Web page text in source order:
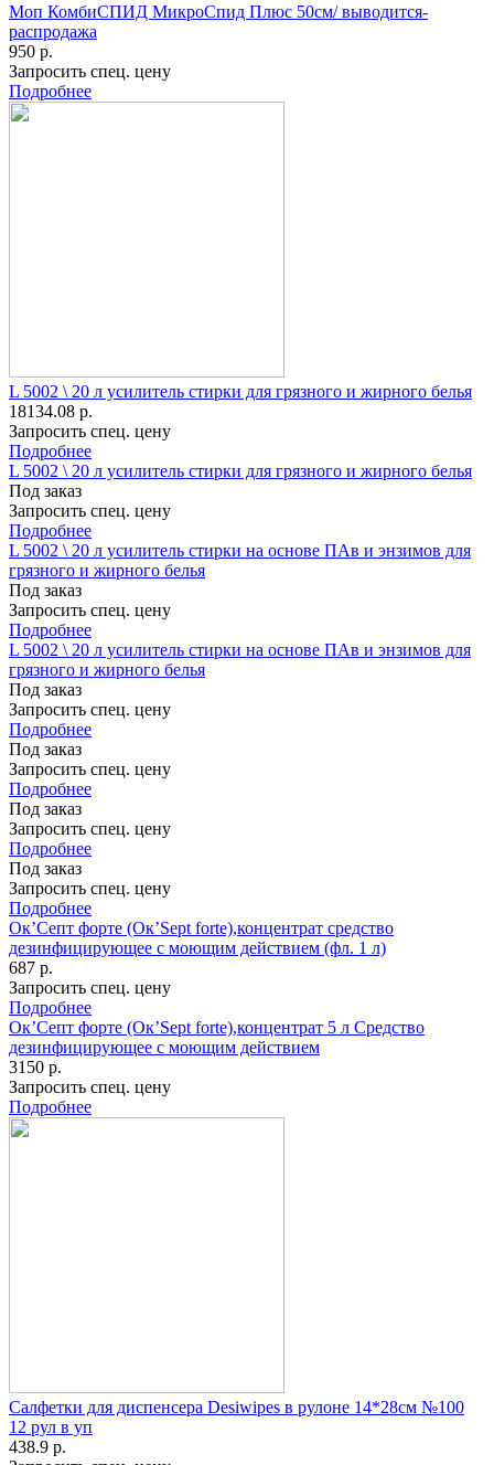
Моп КомбиСПИД МикроСпид Плюс 50см/ выводится-
распродажа
950 р.
Запросить спец. цену
Подробнее
L 5002 \ 20 л усилитель стирки для грязного и жирного белья
18134.08 р.
Запросить спец. цену
Подробнее
L 5002 \ 20 л усилитель стирки для грязного и жирного белья
Под заказ
Запросить спец. цену
Подробнее
L 5002 \ 20 л усилитель стирки на основе ПАв и энзимов для
грязного и жирного белья
Под заказ
Запросить спец. цену
Подробнее
L 5002 \ 20 л усилитель стирки на основе ПАв и энзимов для
грязного и жирного белья
Под заказ
Запросить спец. цену
Подробнее
Под заказ
Запросить спец. цену
Подробнее
Под заказ
Запросить спец. цену
Подробнее
Под заказ
Запросить спец. цену
Подробнее
Ок’Септ форте (Ок’Sept forte),концентрат средство
дезинфицирующее с моющим действием (фл. 1 л)
687 р.
Запросить спец. цену
Подробнее
Ок’Септ форте (Ок’Sept forte),концентрат 5 л Средство
дезинфицирующее с моющим действием
3150 р.
Запросить спец. цену
Подробнее
Салфетки для диспенсера Desiwipes в рулоне 14*28см №100
12 рул в уп
438.9 р.